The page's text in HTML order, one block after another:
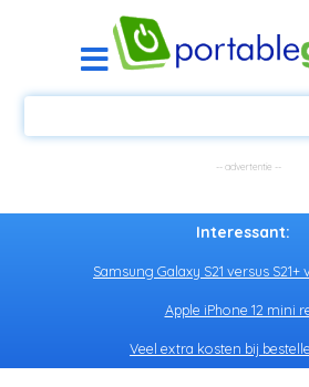
Interessant:
Samsung Galaxy S21 versus S21+
Apple iPhone 12 mini
Veel extra kosten bij